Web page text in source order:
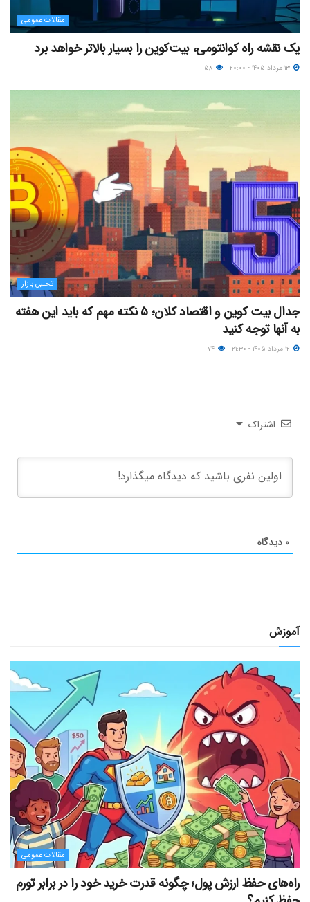
مقالات عمومی
یک نقشه راه کوانتومی، بیت‌کوین را بسیار بالاتر خواهد برد
تحلیل بازار
جدال بیت کوین و اقتصاد کلان؛ ۵ نکته مهم که باید این هفته
به آنها توجه کنید
اشتراک
۰ دیدگاه
آموزش
مقالات عمومی
راه‌های حفظ ارزش پول؛ چگونه قدرت خرید خود را در برابر تورم